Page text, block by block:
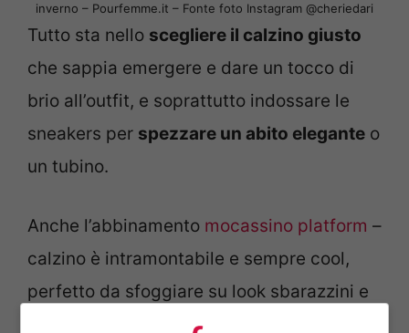
inverno – Pourfemme.it – Fonte foto Instagram @cheriedari
Tutto sta nello scegliere il calzino giusto
che sappia emergere e dare un tocco di
brio all’outfit, e soprattutto indossare le
sneakers per spezzare un abito elegante o
un tubino.
Anche l’abbinamento mocassino platform –
calzino è intramontabile e sempre cool,
perfetto da sfoggiare su look sbarazzini e
più decisi quest’autunno inverno.